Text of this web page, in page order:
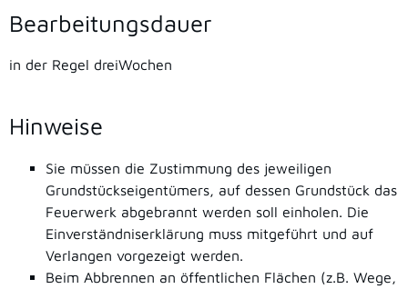
Bearbeitungsdauer
in der Regel dreiWochen
Hinweise
Sie müssen die Zustimmung des jeweiligen
Grundstückseigentümers, auf dessen Grundstück das
Feuerwerk abgebrannt werden soll einholen. Die
Einverständniserklärung muss mitgeführt und auf
Verlangen vorgezeigt werden.
Beim Abbrennen an öffentlichen Flächen (z.B. Wege,